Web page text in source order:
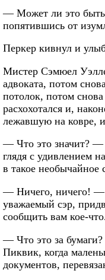
— Может ли это
попятившись от
Перкер кивнул и
Мистер Сэмюел
адвоката, потом
потолок, потом
расхохотался и,
лежавшую на ковре,
— Что это значит? —
глядя с удивлением
в такое необычайное
— Ничего, ничего! —
уважаемый сэр,
сообщить вам кое-
— Что это за
Пиквик, когда
документов,